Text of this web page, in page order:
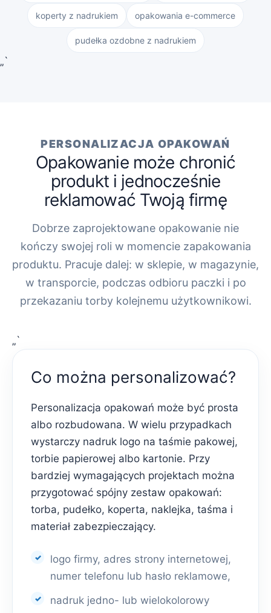
koperty z nadrukiem opakowania e-commerce
pudełka ozdobne z nadrukiem
„`
PERSONALIZACJA OPAKOWAŃ
Opakowanie może chronić
produkt i jednocześnie
reklamować Twoją firmę
Dobrze zaprojektowane opakowanie nie
kończy swojej roli w momencie zapakowania
produktu. Pracuje dalej: w sklepie, w magazynie,
w transporcie, podczas odbioru paczki i po
przekazaniu torby kolejnemu użytkownikowi.
„`
Co można personalizować?
Personalizacja opakowań może być prosta
albo rozbudowana. W wielu przypadkach
wystarczy nadruk logo na taśmie pakowej,
torbie papierowej albo kartonie. Przy
bardziej wymagających projektach można
przygotować spójny zestaw opakowań:
torba, pudełko, koperta, naklejka, taśma i
materiał zabezpieczający.
logo firmy, adres strony internetowej,
numer telefonu lub hasło reklamowe,
nadruk jedno- lub wielokolorowy